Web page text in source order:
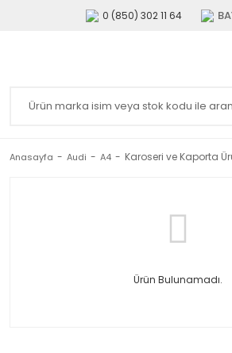
0 (850) 302 11 64
Anasayfa Audi A4 Karoseri ve Kaporta
Ürün Bulunamadı.